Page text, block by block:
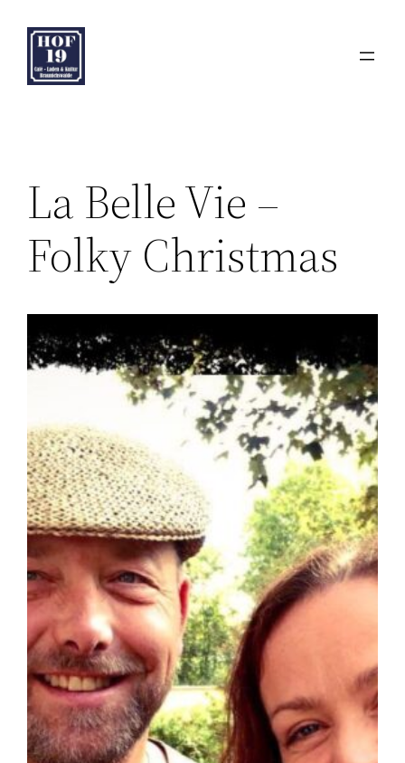
Inhalt
springen
La Belle Vie –
Folky Christmas